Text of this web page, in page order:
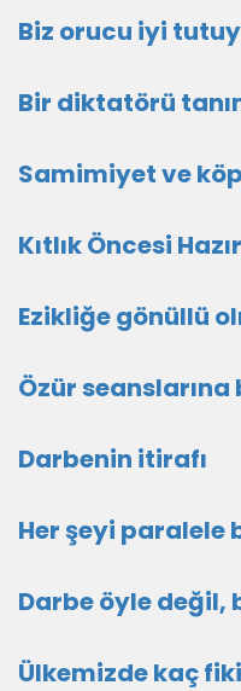
Biz orucu iyi
Bir diktatörü
Samimiyet ve
Kıtlık Öncesi
Ezikliğe gönüllü
Özür
Darbenin itirafı
Her şeyi
Darbe öyle değil,
Ülkemizde kaç